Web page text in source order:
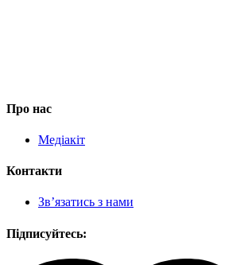
Про нас
Медіакіт
Контакти
Зв’язатись з нами
Підписуйтесь: